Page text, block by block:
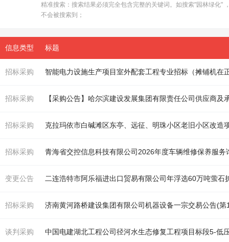
精准搜索：搜索结果必须完全包含完整的关键词。如搜索"园林绿化"
不会被搜索到；
信息类型 标题
招标采购 智能电力设施生产项目室外配套工程专业招标（摊铺机在
招标采购 【采购公告】哈尔滨建设发展集团有限责任公司供应商
招标采购 克拉玛依市白碱滩区东亭、远征、明珠小区老旧小区改造
招标采购 青海省交控信息科技有限公司2026年度车辆维修保养服务
变更公告
招标采购 济南黄河路桥建设集团有限公司机器设备一宗交易公告(第
谈判采购 中国电建湖北工程公司径河水生态修复工程项目标段5-低